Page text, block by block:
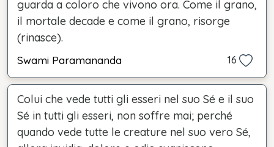
guarda a coloro che vivono ora. Come il grano,
il mortale decade e come il grano, risorge
(rinasce).
Swami Paramananda 16
Colui che vede tutti gli esseri nel suo Sé e il suo
Sé in tutti gli esseri, non soffre mai; perché
quando vede tutte le creature nel suo vero Sé,